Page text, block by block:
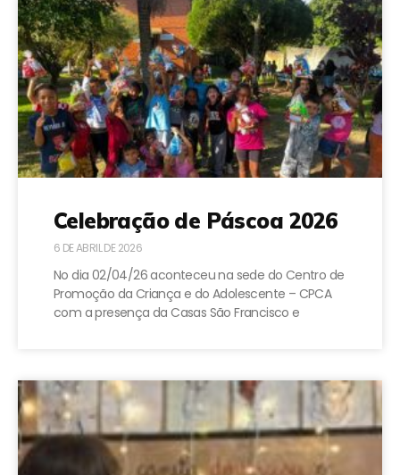
Celebração de Páscoa 2026
6 DE ABRIL DE 2026
No dia 02/04/26 aconteceu na sede do Centro de
Promoção da Criança e do Adolescente – CPCA
com a presença da Casas São Francisco e